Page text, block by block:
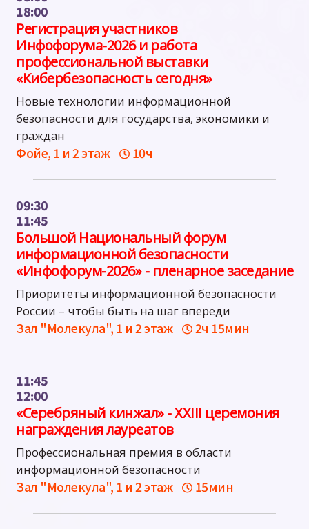
18:00
Регистрация участников
Инфофорума-2026 и работа
профессиональной выставки
«Кибербезопасность сегодня»
Новые технологии информационной
безопасности для государства, экономики и
граждан
Фойе, 1 и 2 этаж 10ч
09:30
11:45
Большой Национальный форум
информационной безопасности
«Инфофорум-2026» - пленарное заседание
Приоритеты информационной безопасности
России – чтобы быть на шаг впереди
Зал "Молекула", 1 и 2 этаж 2ч 15мин
11:45
12:00
«Серебряный кинжал» - XXIII церемония
награждения лауреатов
Профессиональная премия в области
информационной безопасности
Зал "Молекула", 1 и 2 этаж 15мин